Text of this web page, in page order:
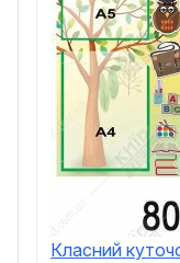
Класний